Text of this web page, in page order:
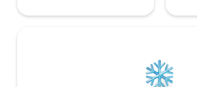
облаштований двір зі столом і
освітленого двору зі столом та
стільцями. На території є стоянка